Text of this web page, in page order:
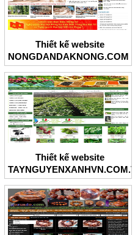
Thiết kế website
NONGDANDAKNONG.COM
Thiết kế website